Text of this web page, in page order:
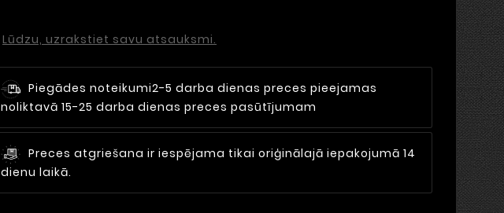
Lūdzu, uzrakstiet savu atsauksmi.
Piegādes noteikumi2-5 darba dienas preces pieejamas
noliktavā 15-25 darba dienas preces pasūtījumam
Preces atgriešana ir iespējama tikai oriģinālajā iepakojumā 14
dienu laikā.